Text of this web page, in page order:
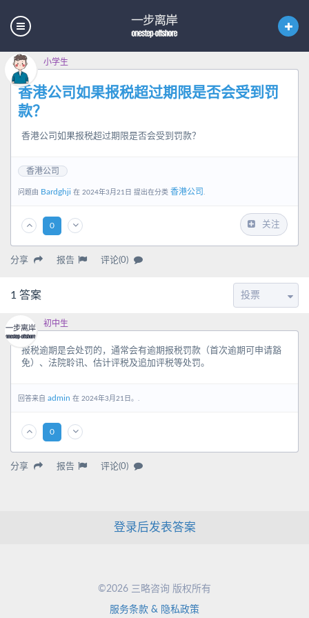
小学生
香港公司如果报税超过期限是否会受到罚
款？
香港公司如果报税超过期限是否会受到罚款？
香港公司
问题由 Bardghji 在 2024年3月21日 提出在分类 香港公司 .
0 关注
分享 报告 评论(0)
1 答案
初中生
报税逾期是会处罚的，通常会有逾期报税罚款（首次逾期可申请豁
免）、法院聆讯、估计评税及追加评税等处罚。
回答来自 admin 在 2024年3月21日。.
0
分享 报告 评论(0)
登录后发表答案
©2026 三略咨询 版权所有
服务条款 & 隐私政策